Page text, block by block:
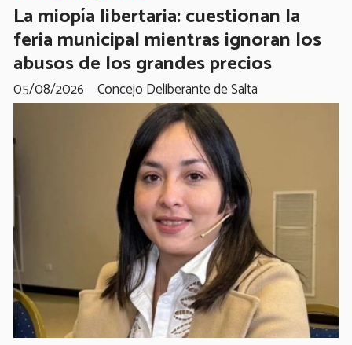
La miopía libertaria: cuestionan la
feria municipal mientras ignoran los
abusos de los grandes precios
Concejo Deliberante de Salta
05/08/2026